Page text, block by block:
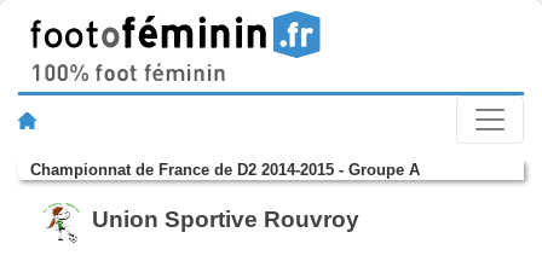
Championnat de France de D2 2014-2015 - Groupe A
Union Sportive Rouvroy